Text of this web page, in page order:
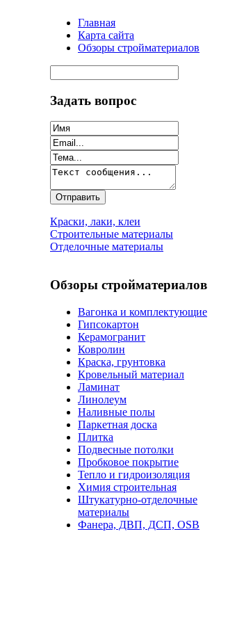
Главная
Карта сайта
Обзоры стройматериалов
Задать вопрос
Краски, лаки, клеи
Строительные материалы
Отделочные материалы
Обзоры стройматериалов
Вагонка и комплектующие
Гипсокартон
Керамогранит
Ковролин
Краска, грунтовка
Кровельный материал
Ламинат
Линолеум
Наливные полы
Паркетная доска
Плитка
Подвесные потолки
Пробковое покрытие
Тепло и гидроизоляция
Химия строительная
Штукатурно-отделочные
материалы
Фанера, ДВП, ДСП, OSB